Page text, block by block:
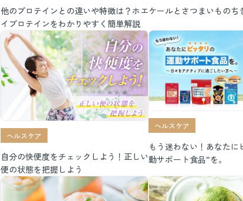
他のプロテインとの違いや特徴は？ホエ
イプロテインをわかりやすく簡単解説
ケールとさつまいものち
ヘルスケア
自分の快便度をチェックしよう！正しい
便の状態を把握しよう
ヘルスケア
もう迷わない！あなたに
動サポート食品”を。